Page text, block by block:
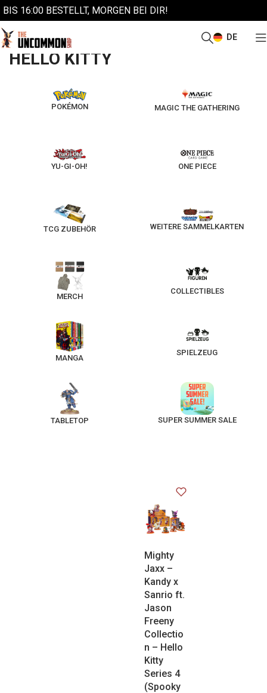
BIS 16:00 BESTELLT, MORGEN BEI DIR!
DE
Start/Hello Kitty
HELLO KITTY
POKÉMON MAGIC THE GATHERING
YU-GI-OH! ONE PIECE
TCG ZUBEHÖR WEITERE SAMMELKARTEN
MERCH
COLLECTIBLES
MANGA
SPIELZEUG
TABLETOP SUPER SUMMER SALE
Mighty
Jaxx –
Kandy x
Sanrio ft.
Jason
Freeny
Collectio
n – Hello
Kitty
Series 4
(Spooky